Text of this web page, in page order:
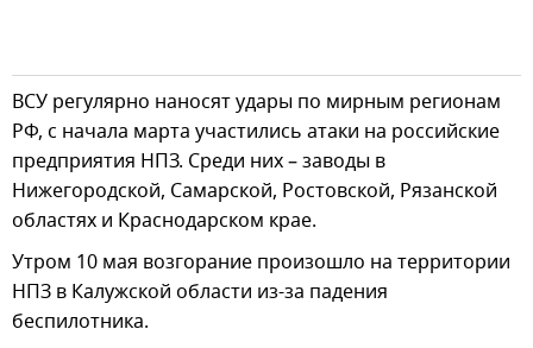
ВСУ регулярно наносят удары по мирным регионам
РФ, с начала марта участились атаки на российские
предприятия НПЗ. Среди них – заводы в
Нижегородской, Самарской, Ростовской, Рязанской
областях и Краснодарском крае.
Утром 10 мая возгорание произошло на территории
НПЗ в Калужской области из-за падения
беспилотника.